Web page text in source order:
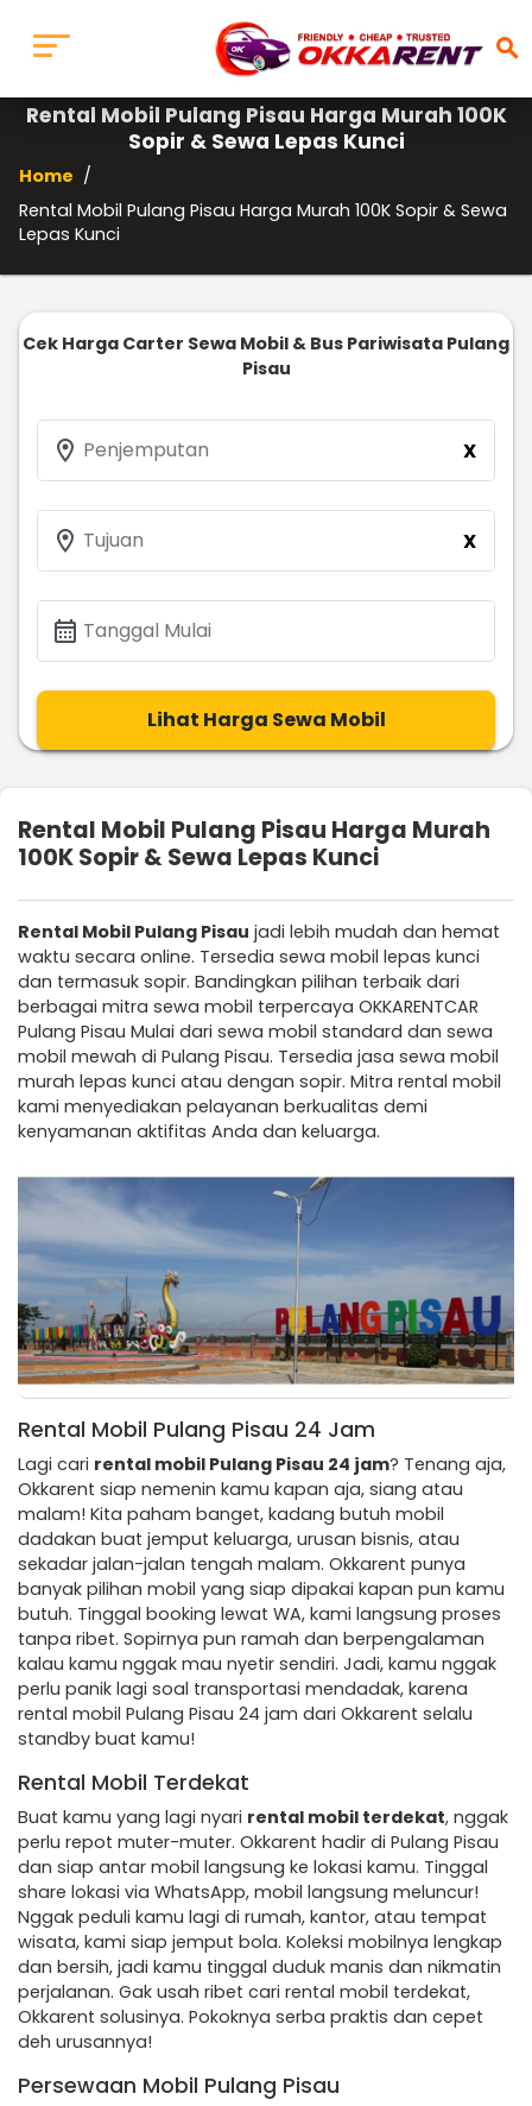
search
Rental Mobil Pulang Pisau Harga Murah 100K
Sopir & Sewa Lepas Kunci
Home /
Rental Mobil Pulang Pisau Harga Murah 100K Sopir & Sewa
Lepas Kunci
Cek Harga Carter Sewa Mobil & Bus Pariwisata Pulang
Pisau
location_on Penjemputan X
location_on Tujuan X
calendar_month Tanggal Mulai
Lihat Harga Sewa Mobil
Rental Mobil Pulang Pisau Harga Murah
100K Sopir & Sewa Lepas Kunci
Rental Mobil Pulang Pisau jadi lebih mudah dan hemat
waktu secara online. Tersedia sewa mobil lepas kunci
dan termasuk sopir. Bandingkan pilihan terbaik dari
berbagai mitra sewa mobil terpercaya OKKARENTCAR
Pulang Pisau Mulai dari sewa mobil standard dan sewa
mobil mewah di Pulang Pisau. Tersedia jasa sewa mobil
murah lepas kunci atau dengan sopir. Mitra rental mobil
kami menyediakan pelayanan berkualitas demi
kenyamanan aktifitas Anda dan keluarga.
Rental Mobil Pulang Pisau 24 Jam
Lagi cari rental mobil Pulang Pisau 24 jam? Tenang aja,
Okkarent siap nemenin kamu kapan aja, siang atau
malam! Kita paham banget, kadang butuh mobil
dadakan buat jemput keluarga, urusan bisnis, atau
sekadar jalan-jalan tengah malam. Okkarent punya
banyak pilihan mobil yang siap dipakai kapan pun kamu
butuh. Tinggal booking lewat WA, kami langsung proses
tanpa ribet. Sopirnya pun ramah dan berpengalaman
kalau kamu nggak mau nyetir sendiri. Jadi, kamu nggak
perlu panik lagi soal transportasi mendadak, karena
rental mobil Pulang Pisau 24 jam dari Okkarent selalu
standby buat kamu!
Rental Mobil Terdekat
Buat kamu yang lagi nyari rental mobil terdekat, nggak
perlu repot muter-muter. Okkarent hadir di Pulang Pisau
dan siap antar mobil langsung ke lokasi kamu. Tinggal
share lokasi via WhatsApp, mobil langsung meluncur!
Nggak peduli kamu lagi di rumah, kantor, atau tempat
wisata, kami siap jemput bola. Koleksi mobilnya lengkap
dan bersih, jadi kamu tinggal duduk manis dan nikmatin
perjalanan. Gak usah ribet cari rental mobil terdekat,
Okkarent solusinya. Pokoknya serba praktis dan cepet
deh urusannya!
Persewaan Mobil Pulang Pisau